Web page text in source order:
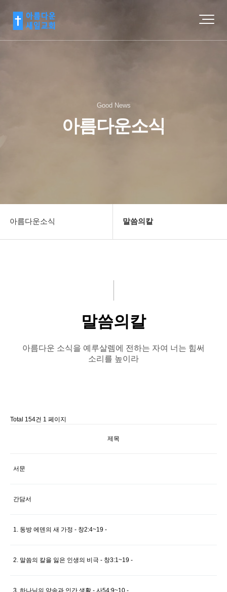
Good News
아름다운소식
아름다운소식
나눔자료실
말씀의칼
신앙문답편
말씀의칼
말씀의칼
아름다운 소식을 예루살렘에 전하는 자여 너는 힘써
소리를 높이라
Total 154건 1 페이지
제목
서문
간담서
1. 동방 에덴의 새 가정 - 창2:4~19 -
2. 말씀의 칼을 잃은 인생의 비극 - 창3:1~19 -
3. 하나님의 약속과 인간 생활 - 사54:9~10 -